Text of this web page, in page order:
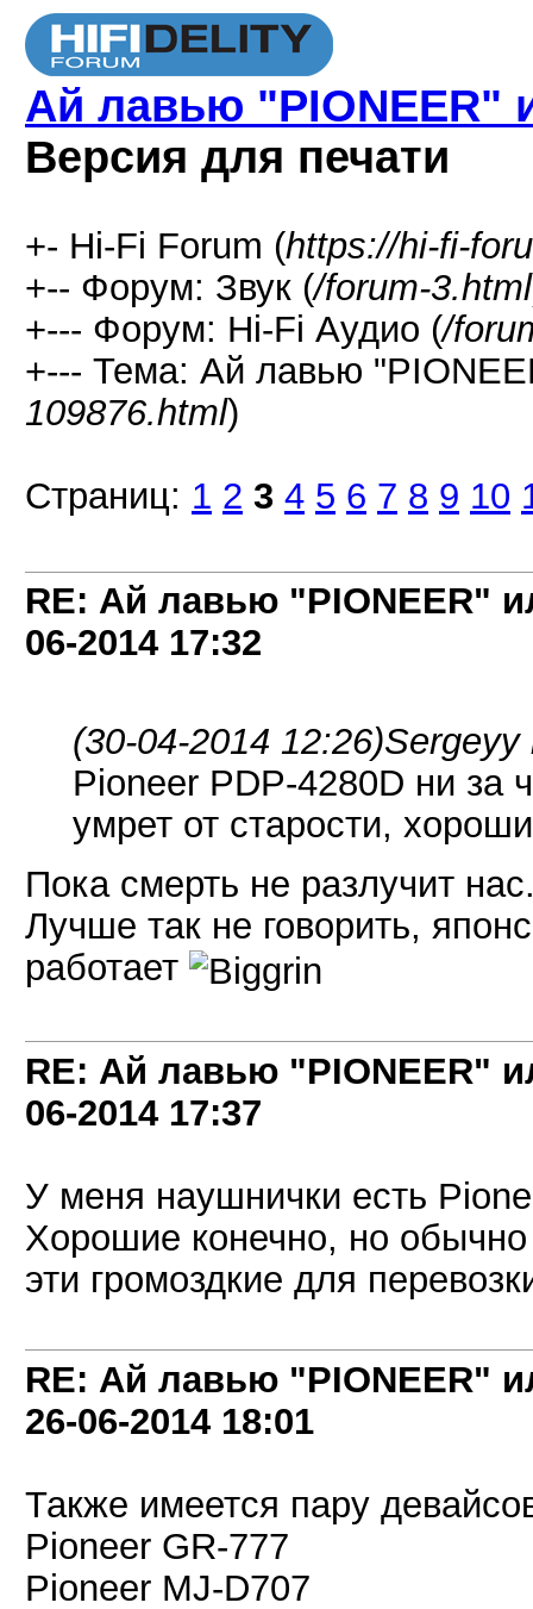
Ай лавью "PIONEER"
Версия для печати
+- Hi-Fi Forum (https://hi-fi-
+-- Форум: Звук (/forum-3.html
+--- Форум: Hi-Fi Аудио (/
+--- Тема: Ай лавью
109876.html)
Страниц: 1 2 3 4 5 6 7 8 9 10
RE: Ай лавью "PIONEER"
06-2014 17:32
(30-04-2014 12:26)
Pioneer PDP-4280D ни за
умрет от старости,
Пока смерть не разлучит
Лучше так не говорить,
работает
RE: Ай лавью "PIONEER"
06-2014 17:37
У меня наушнички есть
Хорошие конечно, но
эти громоздкие для
RE: Ай лавью "PIONEER"
26-06-2014 18:01
Также имеется пару
Pioneer GR-777
Pioneer MJ-D707